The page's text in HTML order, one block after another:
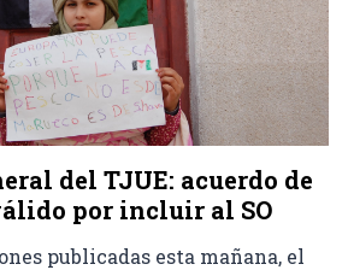
del TJUE: acuerdo de
por incluir al SO
publicadas esta mañana, el